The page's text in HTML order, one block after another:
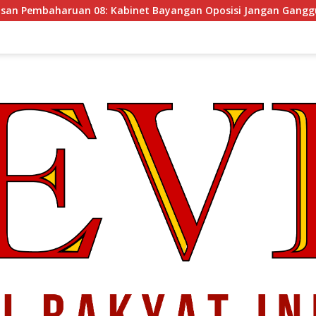
Bayangan Oposisi Jangan Ganggu Stabilitas Nasional dan